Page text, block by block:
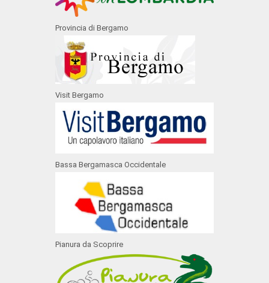
Provincia di Bergamo
Visit Bergamo
Bassa Bergamasca Occidentale
Pianura da Scoprire